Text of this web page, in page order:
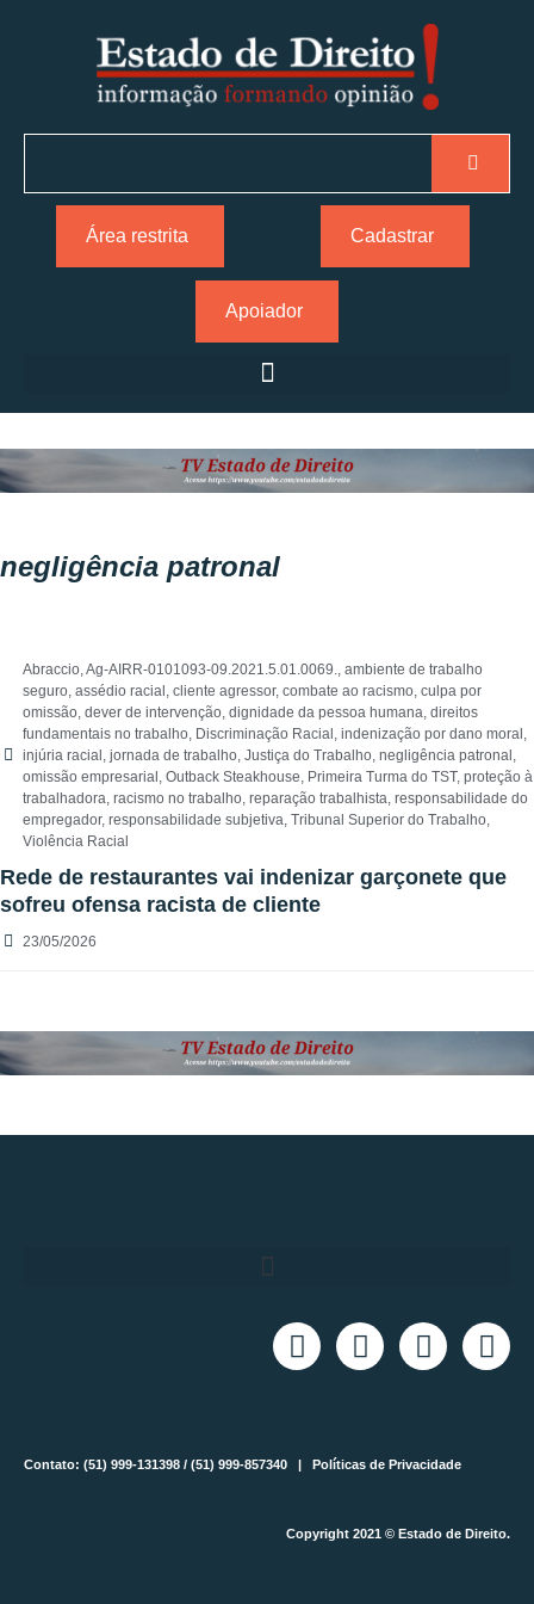
Área restrita Cadastrar
Apoiador
negligência patronal
Abraccio,Ag-AIRR-0101093-09.2021.5.01.0069., ambiente de trabalho
seguro, assédio racial , cliente agressor, combate ao racismo, culpa por
omissão, dever de intervenção, dignidade da pessoa humana, direitos
fundamentais no trabalho, Discriminação Racial , indenização por dano moral ,
injúria racial , jornada de trabalho, Justiça do Trabalho, negligência patronal ,
omissão empresarial , Outback Steakhouse, Primeira Turma do TST, proteção à
trabalhadora, racismo no trabalho, reparação trabalhista, responsabilidade do
empregador, responsabilidade subjetiva, Tribunal Superior do Trabalho,
Violência Racial
Rede de restaurantes vai indenizar garçonete que
sofreu ofensa racista de cliente
23/05/2026
Contato: (51) 999-131398 / (51) 999-857340 | Políticas de Privacidade
Copyright 2021 © Estado de Direito.